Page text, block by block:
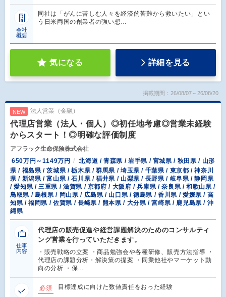
会社
概要
同社は「がんに苦しむ人々を経済的苦難から救いたい」とい
う日米両国の創業者の強い想…
気になる 詳細を見る
掲載期間：26/08/07～26/08/20
NEW 法人営業（金融）
代理店営業（法人・個人）◎初任地考慮◎営業未経験
からスタート！◎明確な評価制度
アフラック生命保険株式会社
650万円～1149万円
北海道 / 青森県 / 岩手県 / 宮城県 / 秋田県 / 山形
県 / 福島県 / 茨城県 / 栃木県 / 群馬県 / 埼玉県 / 千葉県 / 東京都 / 神奈川
県 / 新潟県 / 富山県 / 石川県 / 福井県 / 山梨県 / 長野県 / 岐阜県 / 静岡県
/ 愛知県 / 三重県 / 滋賀県 / 京都府 / 大阪府 / 兵庫県 / 奈良県 / 和歌山県 /
鳥取県 / 島根県 / 岡山県 / 広島県 / 山口県 / 徳島県 / 香川県 / 愛媛県 / 高
知県 / 福岡県 / 佐賀県 / 長崎県 / 熊本県 / 大分県 / 宮崎県 / 鹿児島県 / 沖
縄県
仕事
内容
代理店の販売促進や経営課題解決のためのコンサルティ
ング営業を行っていただきます。
・販売戦略の立案 ・商品勉強会や各種研修、販売方法指導 ・
代理店の課題分析・解決策の提案 ・同業他社やマーケット動
向の分析 ・保…
必須 目標達成に向けた数値責任をおった経験